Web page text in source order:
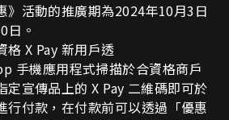
》活動的推廣期為2024年10月3日
日。
格X Pay 新用戶透
手機應用程式掃描於合資格商戶
定宣傳品上的 X Pay 二維碼即可於
行付款，在付款前可以透過「優惠